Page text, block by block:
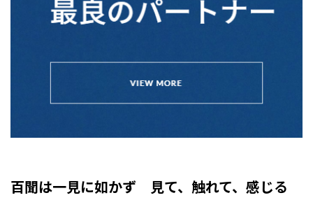
百聞は一見に如かず 見て、触れて、感じる